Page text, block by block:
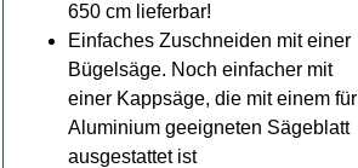
650 cm lieferbar!
Einfaches Zuschneiden mit einer
Bügelsäge. Noch einfacher mit
einer Kappsäge, die mit einem für
Aluminium geeigneten Sägeblatt
ausgestattet ist